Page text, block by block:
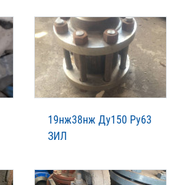
19нж38нж Ду150 Ру63
ЗИЛ